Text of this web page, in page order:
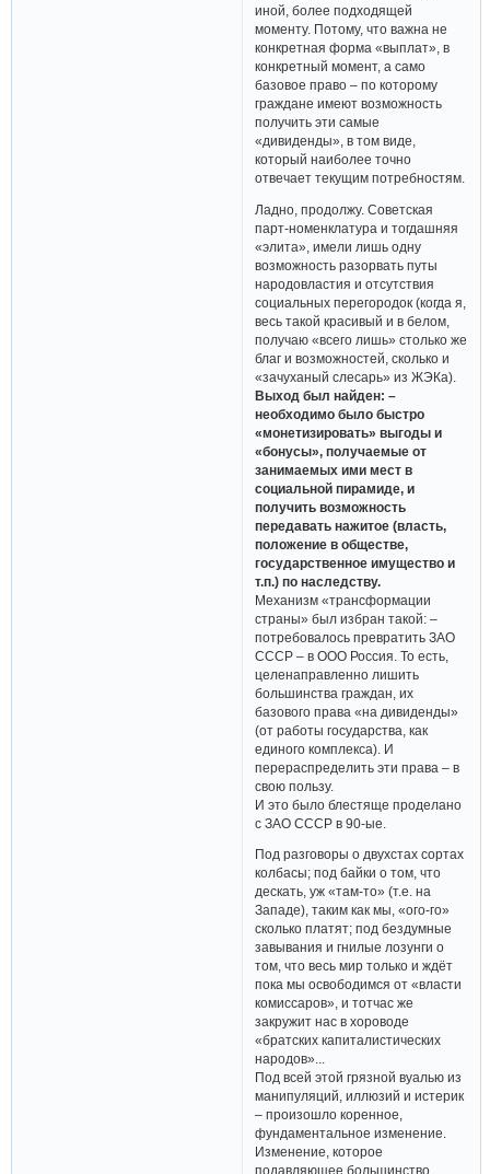
иной, более подходящей
моменту. Потому, что важна не
конкретная форма «выплат», в
конкретный момент, а само
базовое право – по которому
граждане имеют возможность
получить эти самые
«дивиденды», в том виде,
который наиболее точно
отвечает текущим потребностям.
Ладно, продолжу. Советская
парт-номенклатура и тогдашняя
«элита», имели лишь одну
возможность разорвать путы
народовластия и отсутствия
социальных перегородок (когда я,
весь такой красивый и в белом,
получаю «всего лишь» столько же
благ и возможностей, сколько и
«зачуханый слесарь» из ЖЭКа).
Выход был найден: –
необходимо было быстро
«монетизировать» выгоды и
«бонусы», получаемые от
занимаемых ими мест в
социальной пирамиде, и
получить возможность
передавать нажитое (власть,
положение в обществе,
государственное имущество и
т.п.) по наследству.
Механизм «трансформации
страны» был избран такой: –
потребовалось превратить ЗАО
СССР – в ООО Россия. То есть,
целенаправленно лишить
большинства граждан, их
базового права «на дивиденды»
(от работы государства, как
единого комплекса). И
перераспределить эти права – в
свою пользу.
И это было блестяще проделано
с ЗАО СССР в 90-ые.
Под разговоры о двухстах сортах
колбасы; под байки о том, что
дескать, уж «там-то» (т.е. на
Западе), таким как мы, «ого-го»
сколько платят; под бездумные
завывания и гнилые лозунги о
том, что весь мир только и ждёт
пока мы освободимся от «власти
комиссаров», и тотчас же
закружит нас в хороводе
«братских капиталистических
народов»...
Под всей этой грязной вуалью из
манипуляций, иллюзий и истерик
– произошло коренное,
фундаментальное изменение.
Изменение, которое
подавляющее большинство